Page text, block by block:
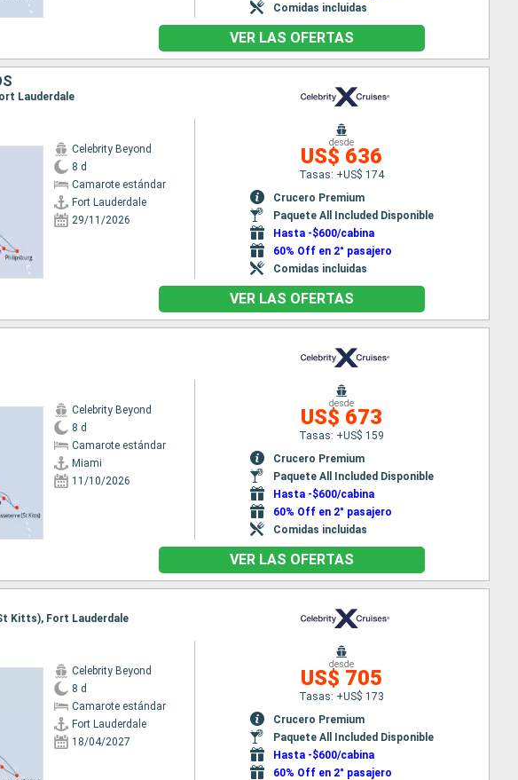
Comidas incluidas
VER LAS OFERTAS
Lauderdale
Celebrity Beyond
8 d
Camarote estándar
Fort Lauderdale
29/11/2026
desde
US$ 636
Tasas: +US$ 174
Crucero Premium
Paquete All Included Disponible
Hasta -$600/cabina
60% Off en 2° pasajero
Comidas incluidas
VER LAS OFERTAS
Celebrity Beyond
8 d
Camarote estándar
Miami
11/10/2026
desde
US$ 673
Tasas: +US$ 159
Crucero Premium
Paquete All Included Disponible
Hasta -$600/cabina
60% Off en 2° pasajero
Comidas incluidas
VER LAS OFERTAS
Kitts), Fort Lauderdale
Celebrity Beyond
8 d
Camarote estándar
Fort Lauderdale
18/04/2027
desde
US$ 705
Tasas: +US$ 173
Crucero Premium
Paquete All Included Disponible
Hasta -$600/cabina
60% Off en 2° pasajero